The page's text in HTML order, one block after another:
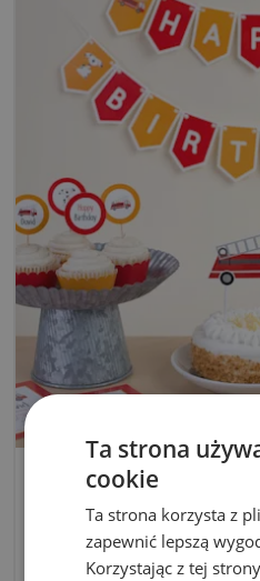
kreatywność,
oszczędności
Ta strona
cookie
Ta strona korzysta z
zapewnić lepszą
Korzystając z tej